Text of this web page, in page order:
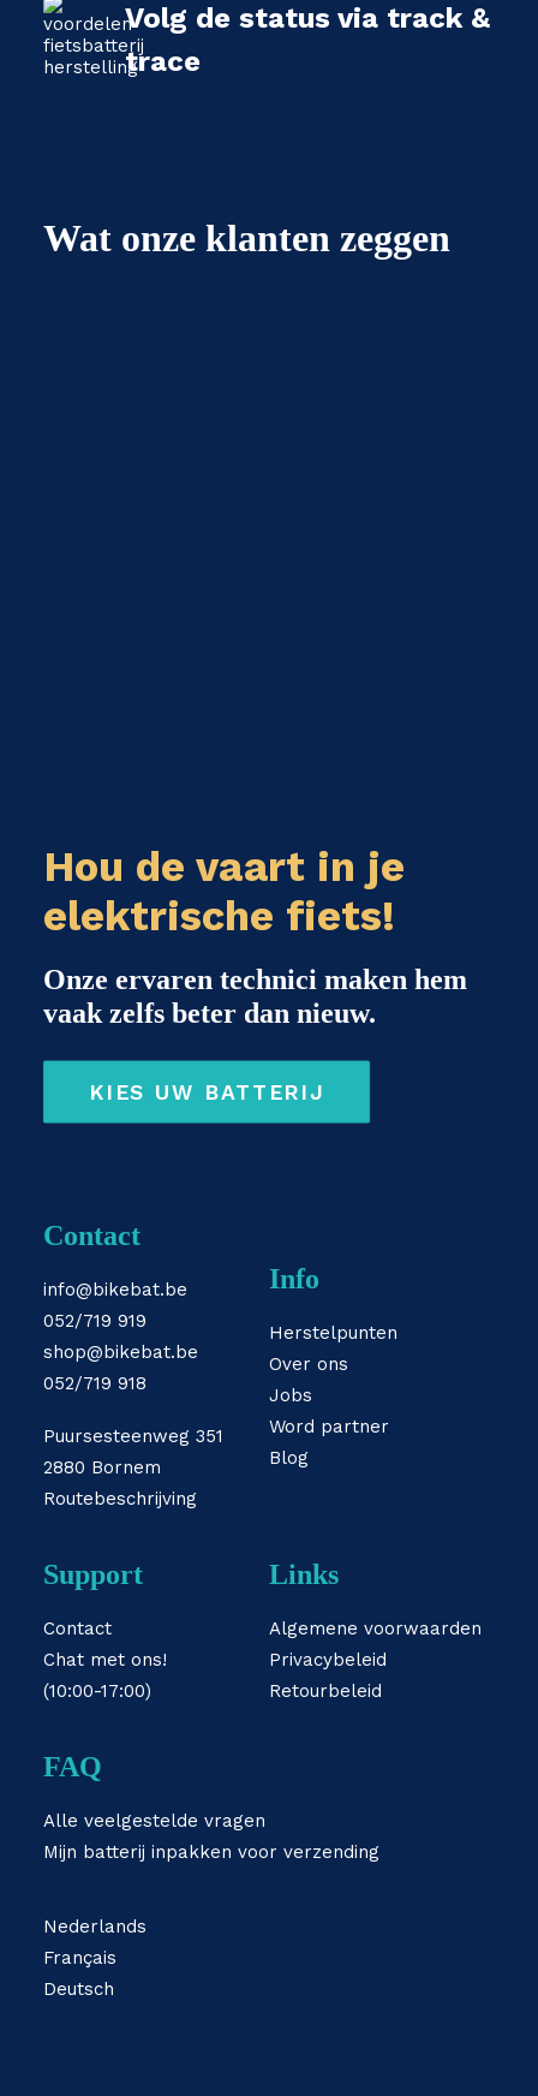
Volg de status via track &
trace
Wat onze klanten zeggen
Hou de vaart in je
elektrische fiets!
Onze ervaren technici maken hem
vaak zelfs beter dan nieuw.
KIES UW BATTERIJ
Contact
info@bikebat.be
052/719 919
shop@bikebat.be
052/719 918
Puursesteenweg 351
2880 Bornem
Routebeschrijving
Info
Herstelpunten
Over ons
Jobs
Word partner
Blog
Support
Contact
Chat met ons!
(10:00-17:00)
Links
Algemene voorwaarden
Privacybeleid
Retourbeleid
FAQ
Alle veelgestelde vragen
Mijn batterij inpakken voor verzending
Nederlands
Français
Deutsch